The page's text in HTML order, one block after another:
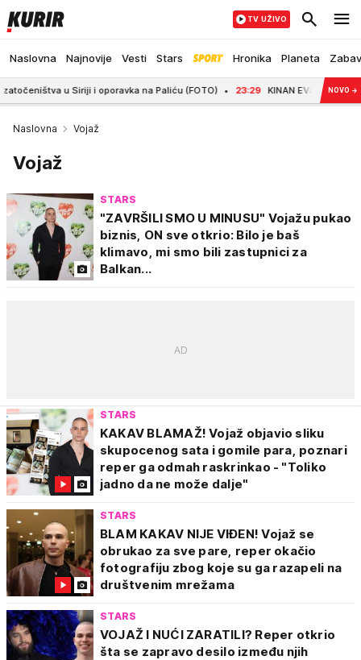
Naslovna Najnovije Vesti Stars Hronika Planeta
TV UŽIVO
u Siriji i oporavka na Paliću (FOTO) 23:29 KINAN EVANS SE VRATIO U
NOVO →
Naslovna Vojaž
Vojaž
STARS
"ZAVRŠILI SMO U MINUSU" Vojažu pukao
biznis, ON sve otkrio: Bilo je baš
klimavo, mi smo bili zastupnici za
Balkan...
STARS
KAKAV BLAMAŽ! Vojaž objavio sliku
skupocenog sata i gomile para, poznari
reper ga odmah raskrinkao - "Toliko
jadno da ne može dalje"
STARS
BLAM KAKAV NIJE VIĐEN! Vojaž se
obrukao za sve pare, reper okačio
fotografiju zbog koje su ga razapeli na
društvenim mrežama
STARS
VOJAŽ I NUĆI ZARATILI? Reper otkrio
šta se zapravo desilo između njih